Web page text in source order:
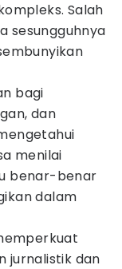
Salah
sesungguhnya
bagi
dan
menilai
benar-benar
dalam
jurnalistik dan